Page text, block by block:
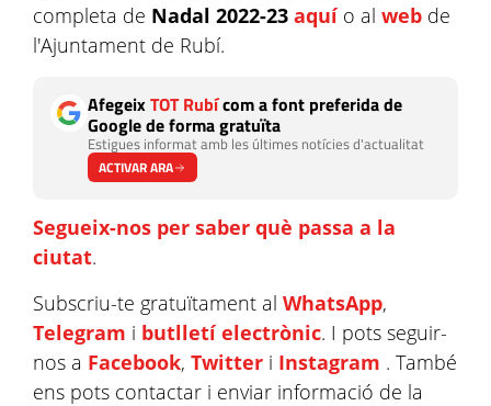
completa de Nadal 2022-23 aquío al web de
l'Ajuntament de Rubí.
AfegeixTOT Rubícom a font preferida de
Google de forma gratuïta
Estigues informat amb les últimes notícies d'actualitat
ACTIVAR ARA
Segueix-nos per saber què passa a la
ciutat.
Subscriu-te gratuïtament al WhatsApp,
Telegram i butlletí electrònic. I pots seguir-
nos a Facebook, Twitter i Instagram . També
ens pots contactar i enviar informació de la